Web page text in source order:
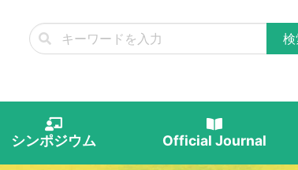
シンポジウム Official Journal